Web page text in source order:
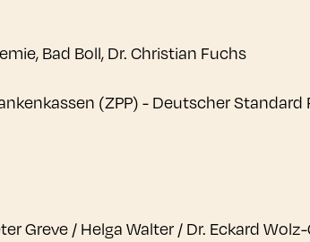
Bad Boll, Dr. Christian Fuchs
(ZPP) - Deutscher
Greve / Helga Walter / Dr. Eckard